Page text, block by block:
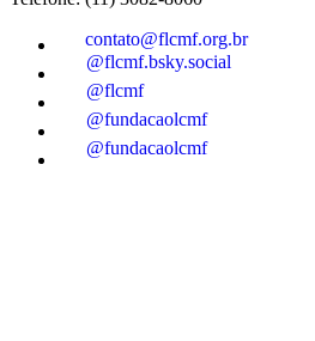
contato@flcmf.org.br
@flcmf.bsky.social
@flcmf
@fundacaolcmf
@fundacaolcmf